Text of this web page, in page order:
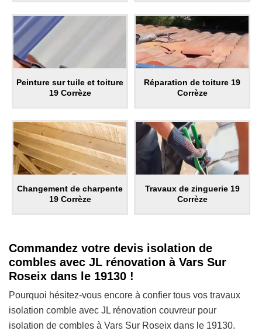
Peinture sur tuile et toiture
19 Corrèze
Réparation de toiture 19
Corrèze
Changement de charpente
19 Corrèze
Travaux de zinguerie 19
Corrèze
Commandez votre devis isolation de
combles avec JL rénovation à Vars Sur
Roseix dans le 19130 !
Pourquoi hésitez-vous encore à confier tous vos travaux
isolation comble avec JL rénovation couvreur pour
isolation de combles à Vars Sur Roseix dans le 19130.